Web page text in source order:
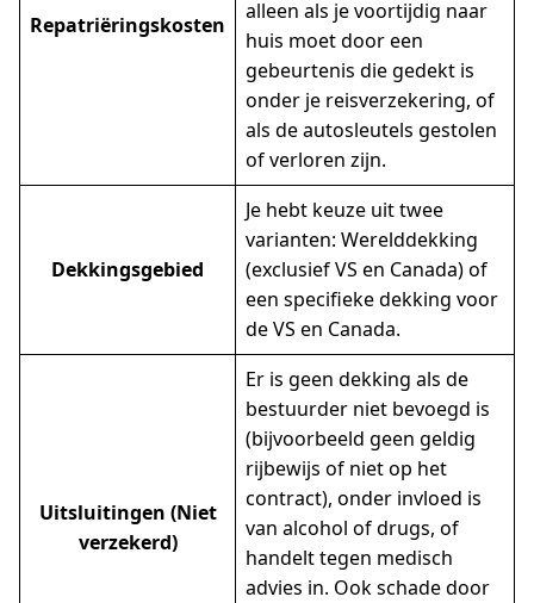
Repatriëringskosten
alleen als je voortijdig naar
huis moet door een
gebeurtenis die gedekt is
onder je reisverzekering, of
als de autosleutels gestolen
of verloren zijn.
Dekkingsgebied
Je hebt keuze uit twee
varianten: Werelddekking
(exclusief VS en Canada) of
een specifieke dekking voor
de VS en Canada.
Uitsluitingen (Niet
verzekerd)
Er is geen dekking als de
bestuurder niet bevoegd is
(bijvoorbeeld geen geldig
rijbewijs of niet op het
contract), onder invloed is
van alcohol of drugs, of
handelt tegen medisch
advies in. Ook schade door